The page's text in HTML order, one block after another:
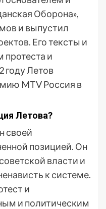
Оборона»,
и выпустил
Его тексты и
и
году Летов
MTV Россия в
Летова?
своей
позицией. Он
власти и
к системе.
и
и политическим